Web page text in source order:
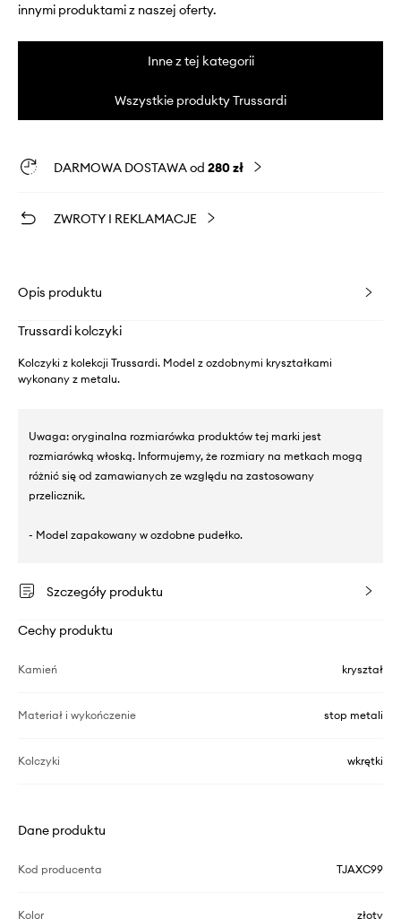
innymi produktami z naszej oferty.
Inne z tej kategorii
Wszystkie produkty Trussardi
DARMOWA DOSTAWA od 280 zł
ZWROTY I REKLAMACJE
Opis produktu
Trussardi kolczyki
Kolczyki z kolekcji Trussardi. Model z ozdobnymi kryształkami
wykonany z metalu.
Uwaga: oryginalna rozmiarówka produktów tej marki jest
rozmiarówką włoską. Informujemy, że rozmiary na metkach mogą
różnić się od zamawianych ze względu na zastosowany
przelicznik.
- Model zapakowany w ozdobne pudełko.
Szczegóły produktu
Cechy produktu
Kamień kryształ
Materiał i wykończenie stop metali
Kolczyki wkrętki
Dane produktu
Kod producenta TJAXC99
Kolor złoty